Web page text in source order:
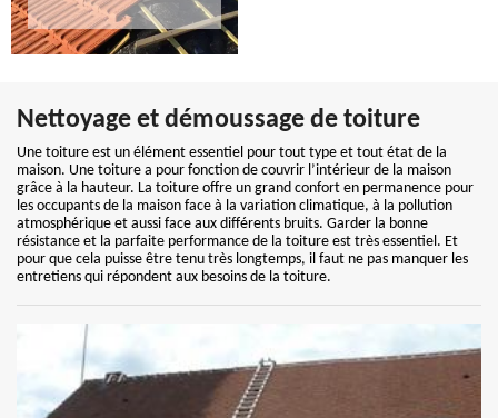
Nettoyage et démoussage de toiture
Une toiture est un élément essentiel pour tout type et tout état de la
maison. Une toiture a pour fonction de couvrir l’intérieur de la maison
grâce à la hauteur. La toiture offre un grand confort en permanence pour
les occupants de la maison face à la variation climatique, à la pollution
atmosphérique et aussi face aux différents bruits. Garder la bonne
résistance et la parfaite performance de la toiture est très essentiel. Et
pour que cela puisse être tenu très longtemps, il faut ne pas manquer les
entretiens qui répondent aux besoins de la toiture.